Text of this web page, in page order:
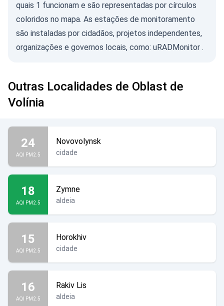
quais 1 funcionam e são representadas por círculos
coloridos no mapa. As estações de monitoramento
são instaladas por cidadãos, projetos independentes,
organizações e governos locais, como: uRADMonitor .
Outras Localidades de Oblast de
Volínia
24
AQI PM2.5
Novovolynsk
cidade
18
AQI PM2.5
Zymne
aldeia
15
AQI PM2.5
Horokhiv
cidade
16
AQI PM2.5
Rakiv Lis
aldeia